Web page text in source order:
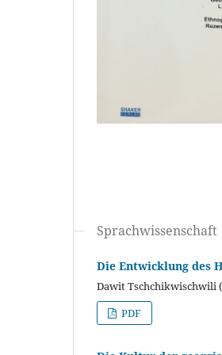
Sprachwissenschaft
Die Entwicklung des
Dawit Tschchikwischwili
PDF